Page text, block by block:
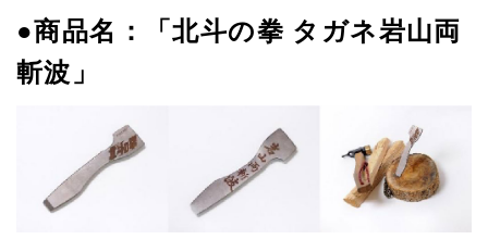
●商品名：「北斗の拳 タガネ岩山両
斬波」